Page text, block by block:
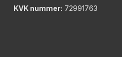
KVK nummer: 72991763